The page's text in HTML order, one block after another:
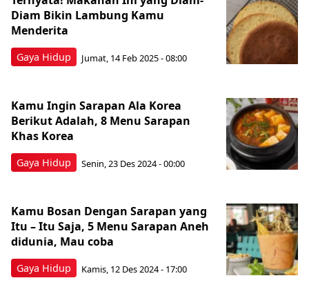
Gaya Hidup
Diam Bikin Lambung Kamu
Menderita
Jumat, 14 Feb 2025 - 08:00
Gaya Hidup
Kamu Ingin Sarapan Ala Korea
Berikut Adalah, 8 Menu Sarapan
Khas Korea
Senin, 23 Des 2024 - 00:00
Gaya Hidup
Kamu Bosan Dengan Sarapan yang
Itu – Itu Saja, 5 Menu Sarapan Aneh
didunia, Mau coba
Kamis, 12 Des 2024 - 17:00